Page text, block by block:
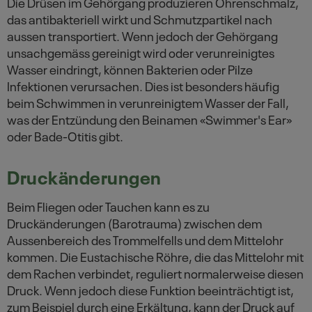
das antibakteriell wirkt und Schmutzpartikel nach
aussen transportiert. Wenn jedoch der Gehörgang
unsachgemäss gereinigt wird oder verunreinigtes
Wasser eindringt, können Bakterien oder Pilze
Infektionen verursachen. Dies ist besonders häufig
beim Schwimmen in verunreinigtem Wasser der Fall,
was der Entzündung den Beinamen «Swimmer's Ear»
oder Bade-Otitis gibt.
Druckänderungen
Beim Fliegen oder Tauchen kann es zu
Druckänderungen (Barotrauma) zwischen dem
Aussenbereich des Trommelfells und dem Mittelohr
kommen. Die Eustachische Röhre, die das Mittelohr mit
dem Rachen verbindet, reguliert normalerweise diesen
Druck. Wenn jedoch diese Funktion beeinträchtigt ist,
zum Beispiel durch eine Erkältung, kann der Druck auf